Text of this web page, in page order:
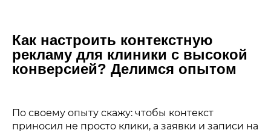
Как настроить контекстную
рекламу для клиники с высокой
конверсией? Делимся опытом
По своему опыту скажу: чтобы контекст
приносил не просто клики, а заявки и записи на